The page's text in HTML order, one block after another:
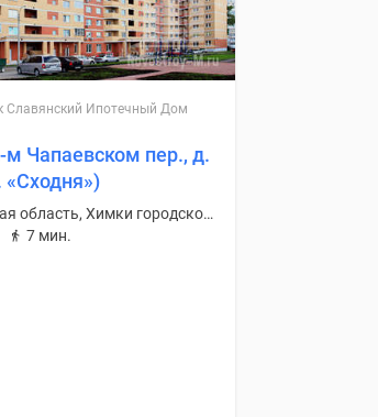
Славянский Ипотечный Дом
Чапаевском пер., д.
«Сходня»)
Московская область, Химки городской округ
7 мин.